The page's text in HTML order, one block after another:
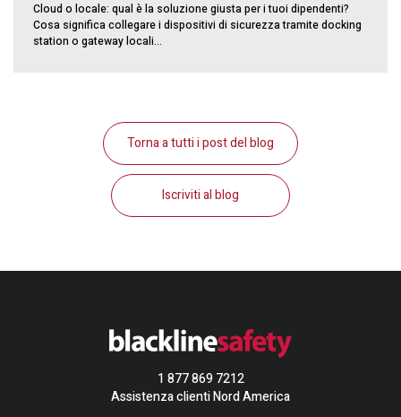
Cloud o locale: qual è la soluzione giusta per i tuoi dipendenti?
Cosa significa collegare i dispositivi di sicurezza tramite docking
station o gateway locali...
Torna a tutti i post del blog
Iscriviti al blog
1 877 869 7212
Assistenza clienti Nord America